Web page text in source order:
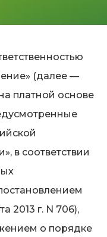
(далее —
платной основе
в соответствии
2013 г. N 706),
о порядке